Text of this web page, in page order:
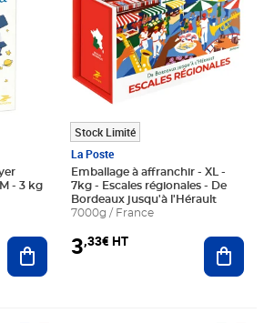
- 3 kg
Ajouter au panier
Stock Limité
La Poste
Emballage à affranchir - XL -
7kg - Escales régionales - De
Bordeaux jusqu'à l'Hérault
7000g / France
3,33€ HT